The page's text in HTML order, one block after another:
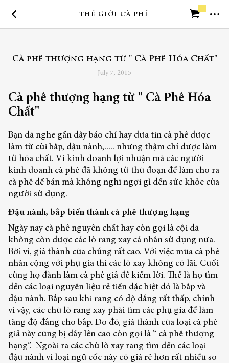
THẾ GIỚI CÀ PHÊ
Cần trợ giúp
Cà phê thượng hạng từ " Cà Phê Hóa Chất"
July 7, 2015
Cà phê thượng hạng từ " Cà Phê Hóa
Chất"
Bạn đã nghe gần đây báo chí hay đưa tin cà phê được
làm từ cùi bắp, đậu nành,..... nhưng thậm chí được làm
từ hóa chất. Vì kinh doanh lợi nhuận mà các người
kinh doanh cà phê đã không từ thủ đoạn để làm cho ra
cà phê để bán mà không nghĩ ngợi gì đến sức khỏe của
người sử dụng.
Đậu nành, bắp biến thành cà phê thượng hạng
Ngày nay cà phê nguyên chất hay còn gọi là cội đã
không còn được các lò rang xay cá nhân sử dụng nữa.
Bởi vì, giá thành của chúng rất cao. Với việc mua cà phê
nhân cộng với phụ gia thì các lò xay không có lãi. Cuối
cùng họ đành làm cà phê giả để kiếm lời. Thế là họ tìm
đến các loại nguyên liệu rẻ tiền đặc biệt đó là bắp và
đậu nành. Bắp sau khi rang có độ đắng rất thấp, chính
vì vậy, các chủ lò rang xay phải tìm các phụ gia để làm
tăng độ đắng cho bắp. Do đó, giá thành của loại cà phê
giả này cũng bị đẩy lên cao còn gọi là “ cà phê thượng
hạng”. Ngoài ra các chủ lò xay rang tìm đến các loại
đậu nành vì loại ngũ cốc này có giá rẻ hơn rất nhiều so